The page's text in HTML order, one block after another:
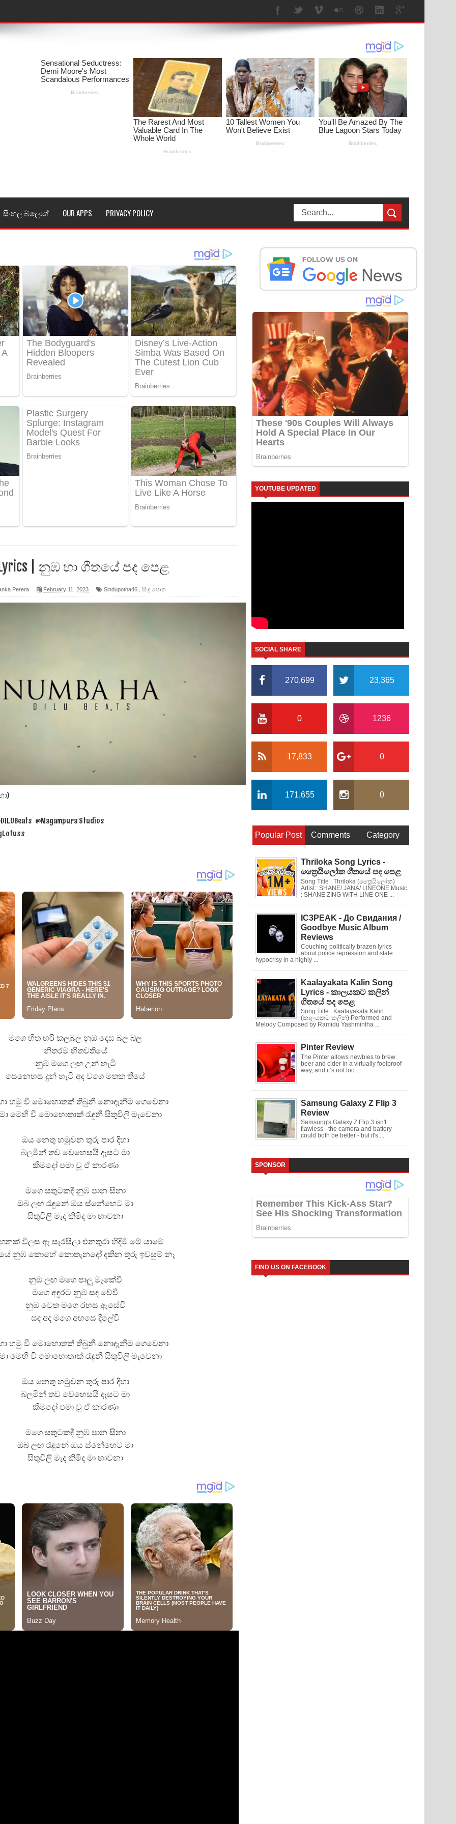
පද පෙළ
පෙළ
ගීතයේ පද පෙළ
පද පෙළ
cup song lyrics
පද පෙළ
ගීතයේ පද පෙළ
පද පෙළ
පෙළ
පද පෙළ
පද පෙළ
ලියන්න ගීතයේ පද පෙළ
පෙළ
පෙළ
පද පෙළ
පද පෙළ
සිංහල බ්ලොග් OUR APPS PRIVACY POLICY
Lyrics | නුඹ හා ගීතයේ පද පෙළ
Perera February 11, 2023 Sindupotha46 සිංදු පොත
@Magampura Studios
මගෙ හිත හරි කලබල නුඹ දෙස බල බල
නිතරම හිතවතියේ
නුඹ මගෙ ලඟ උන් හැටි
සෙනෙහස දුන් හැටි අද වගෙ මතක තියේ
හමු වී මොහොතක් තිබුනී නොදැනීම ගෙවෙනා
මා මෙහි වී මොහොතාක් රැඳුනී සිතුවිලි මැවෙනා
ඔය නෙතු හමුවන තුරු පාර දිහා
බලමින් තව වෙහෙසයි දෑසට මා
කිමදෝ පමා වූ ඒ කාරණා
මගෙ සතුටකදී නුඹ පාන සිනා
ඔබ ලඟ රැඳුනේ ඔය ස්නේහෙට මා
සිතුවිලි මැද කිමිද මා භාවනා
විලස ඈ සැරසිලා එනතුරා හිඳිමි මේ යාමේ
නුඹ කොහේ කොතැනදෝ දකින තුරු ඉවසුම් නෑ
නුඹ ලඟ මගෙ පාලු මෑකේවී
මගෙ අඳුරට නුඹ සඳ වේවී
නුඹ වෙත මගෙ රහස ඇසේවී
සඳ අද මගෙ අහසෙ දිලේවී
හමු වී මොහොතක් තිබුනී නොදැනීම ගෙවෙනා
මා මෙහි වී මොහොතාක් රැඳුනී සිතුවිලි මැවෙනා
ඔය නෙතු හමුවන තුරු පාර දිහා
බලමින් තව වෙහෙසයි දෑසට මා
කිමදෝ පමා වූ ඒ කාරණා
මගෙ සතුටකදී නුඹ පාන සිනා
ඔබ ලඟ රැඳුනේ ඔය ස්නේහෙට මා
සිතුවිලි මැද කිමිද මා භාවනා
YOUTUBE UPDATED
SOCIAL SHARE
270,699 23,365
0 1236
17,833 0
171,655 0
Popular Post Comments Category
Thriloka Song Lyrics -
ත්‍රෛයිලෝක ගීතයේ පද පෙළ
Song Title : Thriloka (ත්‍රෛයිලෝක)
Artist : SHANE/ JANA/ LINEONE Music
: SHANE ZING WITH LINE ONE ...
IC3PEAK - До Свидания /
Goodbye Music Album
Reviews
Couching politically brazen lyrics
about police repression and state
hypocrisy in a highly ...
Kaalayakata Kalin Song
Lyrics - කාලයකට කලින්
ගීතයේ පද පෙළ
Song Title : Kaalayakata Kalin
(කාලයකට කලින්) Performed and
Melody Composed by Ramidu Yashmintha ...
Pinter Review
The Pinter allows newbies to brew
beer and cider in a virtually foolproof
way, and it’s not too ...
Samsung Galaxy Z Flip 3
Review
Samsung's Galaxy Z Flip 3 isn't
flawless - the camera and battery
could both be better - but it's ...
SPONSOR
FIND US ON FACEBOOK